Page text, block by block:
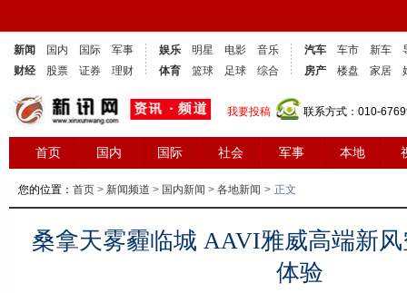
新闻 国内 国际
军事
财经
股票 证券 理财
娱乐 明星 电影
音乐
体育
篮球 足球 综合
汽车 车市 新车
房产
楼盘 家居
我要投稿 联系方式：010-
首页 国内 国际 社会 军事 本地
您的位置： 首页 > 新闻频道 > 国内新闻 > 各地新闻 > 正文
桑拿天雾霾临城 AAVI雅威高端新
体验